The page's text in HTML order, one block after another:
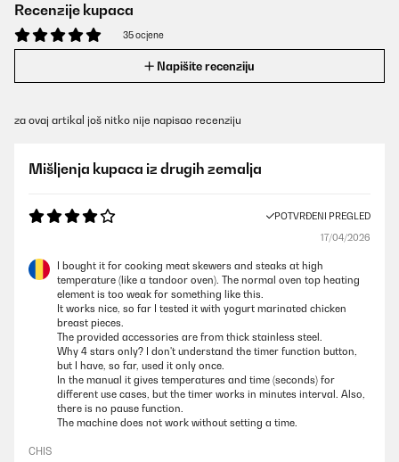
Recenzije kupaca
35 ocjene
Napišite recenziju
za ovaj artikal još nitko nije napisao recenziju
Mišljenja kupaca iz drugih zemalja
POTVRĐENI PREGLED
17/04/2026
I bought it for cooking meat skewers and steaks at high
temperature (like a tandoor oven). The normal oven top heating
element is too weak for something like this.
It works nice, so far I tested it with yogurt marinated chicken
breast pieces.
The provided accessories are from thick stainless steel.
Why 4 stars only? I don't understand the timer function button,
but I have, so far, used it only once.
In the manual it gives temperatures and time (seconds) for
different use cases, but the timer works in minutes interval. Also,
there is no pause function.
The machine does not work without setting a time.
CHIS